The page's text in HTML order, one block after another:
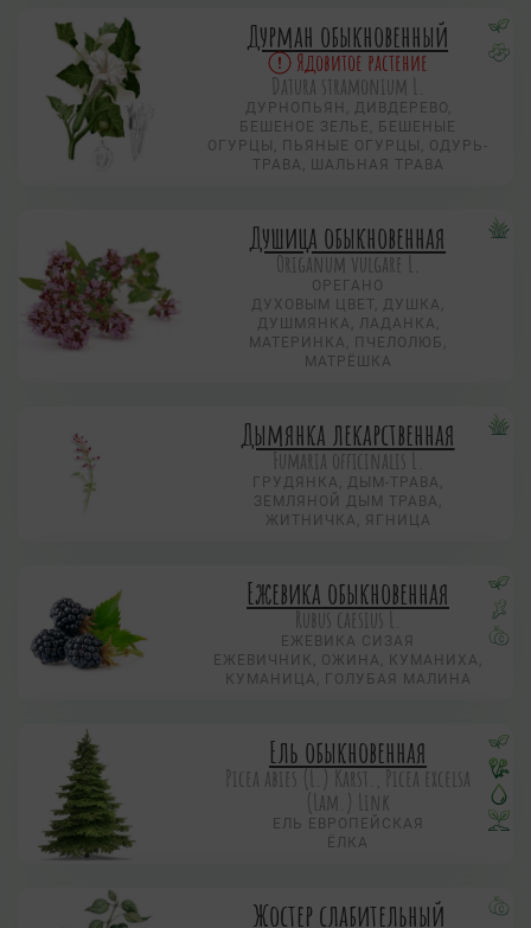
Дурман обыкновенный
Ядовитое растение
Datura stramonium L.
ДУРНОПЬЯН, ДИВДЕРЕВО,
БЕШЕНОЕ ЗЕЛЬЕ, БЕШЕНЫЕ
ОГУРЦЫ, ПЬЯНЫЕ ОГУРЦЫ, ОДУРЬ-
ТРАВА, ШАЛЬНАЯ ТРАВА
Душица обыкновенная
Origanum vulgare L.
ОРЕГАНО
ДУХОВЫМ ЦВЕТ, ДУШКА,
ДУШМЯНКА, ЛАДАНКА,
МАТЕРИНКА, ПЧЕЛОЛЮБ,
МАТРЁШКА
Дымянка лекарственная
Fumaria officinalis L.
ГРУДЯНКА, ДЫМ-ТРАВА,
ЗЕМЛЯНОЙ ДЫМ ТРАВА,
ЖИТНИЧКА, ЯГНИЦА
Ежевика обыкновенная
Rubus caesius L.
ЕЖЕВИКА СИЗАЯ
ЕЖЕВИЧНИК, ОЖИНА, КУМАНИХА,
КУМАНИЦА, ГОЛУБАЯ МАЛИНА
Ель обыкновенная
Picea abies (L.) Karst., Picea excelsa
(Lam.) Link
ЕЛЬ ЕВРОПЕЙСКАЯ
ЁЛКА
Жостер слабительный